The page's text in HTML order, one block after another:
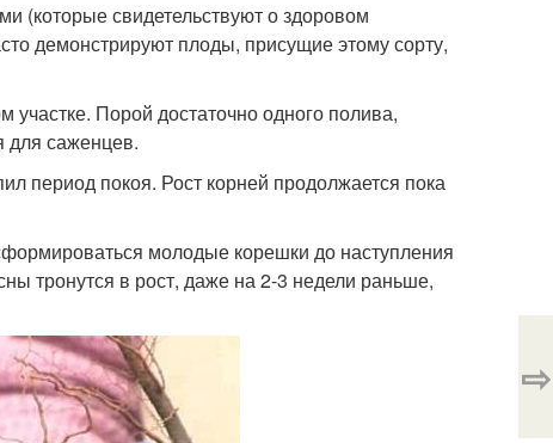
(которые свидетельствуют о здоровом
демонстрируют плоды, присущие этому сорту,
Порой достаточно одного полива,
для саженцев.
период покоя. Рост корней продолжается пока
молодые корешки до наступления
тронутся в рост, даже на 2-3 недели раньше,
⇨